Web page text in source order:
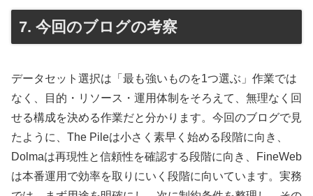
7. 今回のブログの考察
データセット選択は「最も強いものを1つ選ぶ」作業では
なく、目的・リソース・運用体制をそろえて、無理なく回
せる構成を決める作業だと分かります。今回のブログで見
たように、The Pileは小さく素早く始める段階に向き、
Dolmaは再現性と信頼性を確認する段階に向き、FineWeb
は本番運用で効率を取りにいく段階に向いています。実務